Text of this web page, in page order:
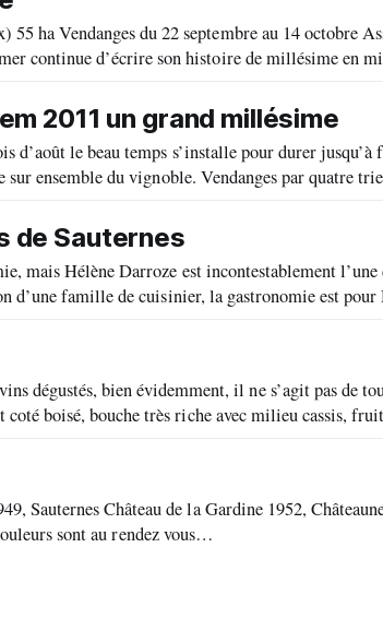
2011 un grand millésime
d’août le beau temps s’installe pour durer jusqu’à
ensemble du vignoble. Vendanges par quatre
de Sauternes
mais Hélène Darroze est incontestablement l’une
dégustés, bien évidemment, il ne s’agit pas de
sont au rendez vous…